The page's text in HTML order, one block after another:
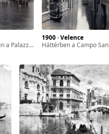
Ca' d'Oro (Aranyház).
1900 · Velence
háttérben a Campo Santo Stefano-n álló Szent István-templom (Chiesa di Santo Stefano) harangtornya.